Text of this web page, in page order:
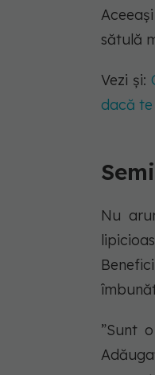
sătulă
Vezi și:
dacă
Nu
”Sunt